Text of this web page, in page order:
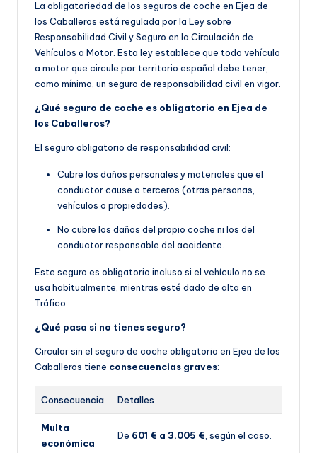
La obligatoriedad de los seguros de coche en Ejea de
los Caballeros está regulada por la Ley sobre
Responsabilidad Civil y Seguro en la Circulación de
Vehículos a Motor. Esta ley establece que todo vehículo
a motor que circule por territorio español debe tener,
como mínimo, un seguro de responsabilidad civil en vigor.
¿Qué seguro de coche es obligatorio en Ejea de
los Caballeros?
El seguro obligatorio de responsabilidad civil:
Cubre los daños personales y materiales que el
conductor cause a terceros (otras personas,
vehículos o propiedades).
No cubre los daños del propio coche ni los del
conductor responsable del accidente.
Este seguro es obligatorio incluso si el vehículo no se
usa habitualmente, mientras esté dado de alta en
Tráfico.
¿Qué pasa si no tienes seguro?
Circular sin el seguro de coche obligatorio en Ejea de los
Caballeros tiene consecuencias graves:
Consecuencia Detalles
Multa
económica
De 601 € a 3.005 € , según el caso.